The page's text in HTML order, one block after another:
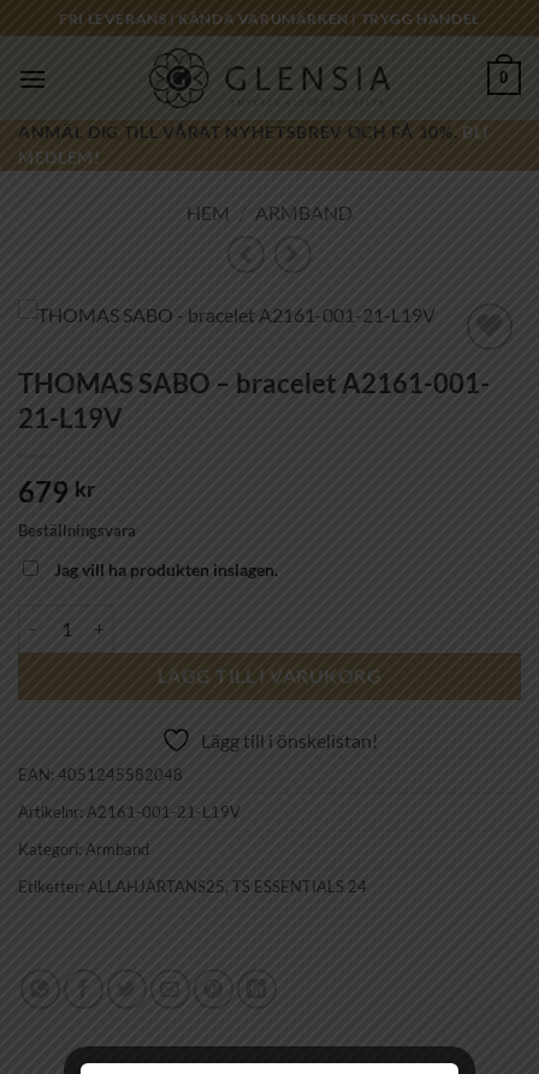
to
content
FRI LEVERANS | KÄNDA VARUMÄRKEN | TRYGG HANDEL
0
ANMÄL DIG TILL VÅRAT NYHETSBREV OCH FÅ 10%. BLI
MEDLEM!
HEM / ARMBAND
Lägg till i
önskelistan!
THOMAS SABO – bracelet A2161-001-
21-L19V
679 kr
Beställningsvara
Jag vill ha produkten inslagen.
LÄGG TILL I VARUKORG
Lägg till i önskelistan!
EAN: 4051245582048
Artikelnr: A2161-001-21-L19V
Kategori: Armband
Etiketter: ALLAHJÄRTANS25, TS ESSENTIALS 24